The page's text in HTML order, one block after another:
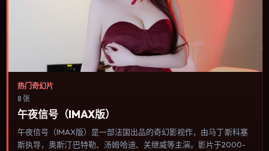
热门奇幻片
8 张
午夜信号（IMAX版）
午夜信号（IMAX版）是一部法国出品的奇幻影视作，由马丁·斯科塞
斯执导，奥斯汀·巴特勒、汤姆·哈迪、关继威等主演。影片于2000-